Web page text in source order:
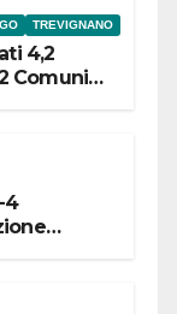
TREVIGNANO
4,2
Comuni
4